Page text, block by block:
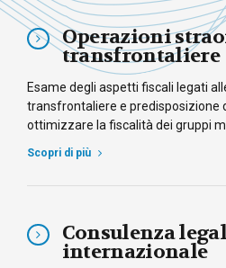
Operazioni
transfrontaliere
Esame degli aspetti fiscali legati
transfrontaliere e predisposizione
ottimizzare la fiscalità dei gruppi
Scopri di più
Consulenza
internazionale